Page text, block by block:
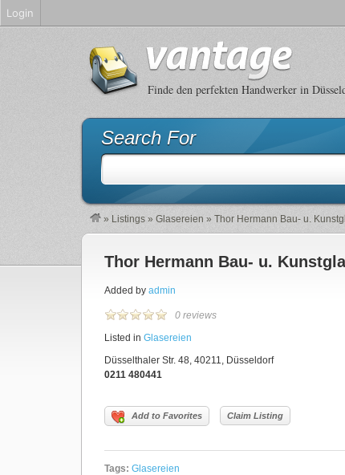
Finde den perfekten Handwerker in
Search For
» Listings » Glasereien » Thor Hermann Bau- u.
Thor Hermann Bau- u.
Added by admin
0 reviews
Listed in Glasereien
Düsselthaler Str. 48, 40211, Düsseldorf
0211 480441
Add to Favorites Claim Listing
Tags: Glasereien
Login